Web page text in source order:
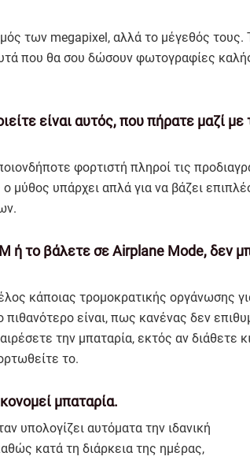
των megapixel, αλλά το μέγεθός τους.
που θα σου δώσουν φωτογραφίες
είναι αυτός, που πήρατε μαζί με
φορτιστή πληροί τις
μύθος υπάρχει απλά για να βάζει
ή το βάλετε σε Airplane Mode, δεν
κάποιας τρομοκρατικής οργάνωσης
είναι, πως κανένας δεν
την μπαταρία, εκτός αν διάθετε
το.
μπαταρία.
υπολογίζει αυτόματα την ιδανική
κατά τη διάρκεια της ημέρας,